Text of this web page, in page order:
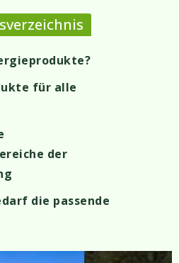
für alle
der
die passende